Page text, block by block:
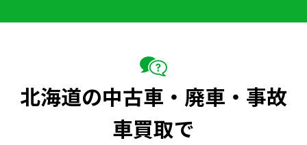
北海道の中古車・廃車・事故
車買取で